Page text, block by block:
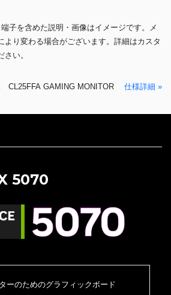
子を含めた説明・画像はイメージです。メ
より変わる場合がございます。詳細はカスタ
い。
CL25FFA GAMING MONITOR 仕様詳細 »
5070
ーのためのグラフィックボード